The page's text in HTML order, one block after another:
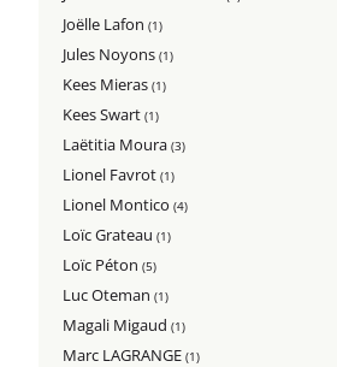
Joëlle Lafon(1)
Jules Noyons(1)
Kees Mieras(1)
Kees Swart(1)
Laëtitia Moura(3)
Lionel Favrot(1)
Lionel Montico(4)
Loïc Grateau(1)
Loïc Péton(5)
Luc Oteman(1)
Magali Migaud(1)
Marc LAGRANGE(1)